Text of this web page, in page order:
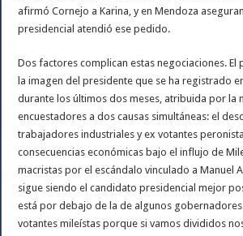
afirmó Cornejo a Karina, y en Mendoza
presidencial atendió ese pedido.
Dos factores complican estas negociaciones. El
la imagen del presidente que se ha registrado
durante los últimos dos meses, atribuida por la
encuestadores a dos causas simultáneas: el
trabajadores industriales y ex votantes
consecuencias económicas bajo el influjo de
macristas por el escándalo vinculado a Manuel
sigue siendo el candidato presidencial mejor
está por debajo de la de algunos
votantes mileístas porque si vamos divididos